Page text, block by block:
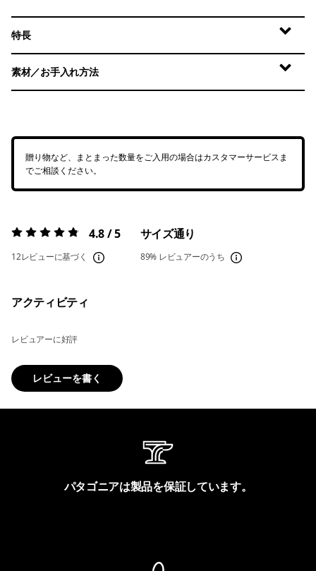
特長
素材／お手入れ方法
贈り物など、まとまった数量をご入用の場合はカスタマーサービスま
でご相談ください。
評価:4.8 / 5 4.8 / 5
12レビューに基づく
サイズ通り
89% レビュアーのうち
アクティビティ
レビュアーに好評
レビューを書く
パタゴニアは製品を保証しています。